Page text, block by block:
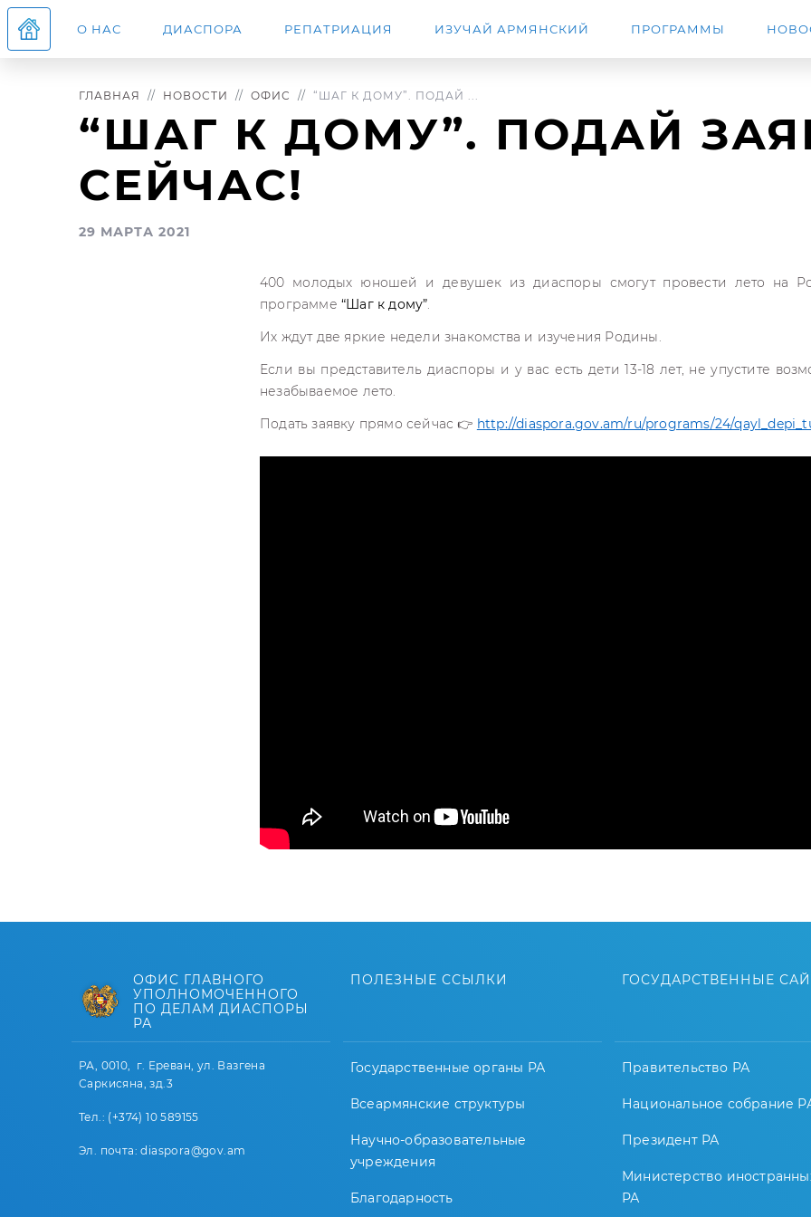
О НАС ДИАСПОРА РЕПАТРИАЦИЯ ИЗУЧАЙ АРМЯНСКИЙ ПРОГРАММЫ
ГЛАВНАЯ НОВОСТИ ОФИС “ШАГ К ДОМУ”. ПОДАЙ ...
“ШАГ К ДОМУ”. ПОДАЙ
СЕЙЧАС!
29 МАРТА 2021
400 молодых юношей и девушек из диаспоры смогут провести лето на
программе “Шаг к дому”.
Их ждут две яркие недели знакомства и изучения Родины.
Если вы представитель диаспоры и у вас есть дети 13-18 лет, не упустите
незабываемое лето.
Подать заявку прямо сейчас 👉 http://diaspora.gov.am/ru/programs/24/
ОФИС ГЛАВНОГО
УПОЛНОМОЧЕННОГО
ПО ДЕЛАМ ДИАСПОРЫ
РА
РА, 0010, г. Ереван, ул. Вазгена
Саркисяна, зд.3
Тел.: (+374) 10 589155
Эл. почта: diaspora@gov.am
ПОЛЕЗНЫЕ ССЫЛКИ
Государственные органы РА
Всеармянские структуры
Научно-образовательные
учреждения
Благодарность
ГОСУДАРСТВЕННЫЕ
Правительство РА
Национальное собрание
Президент РА
Министерство
РА